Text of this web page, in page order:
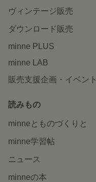
ヴィンテージ販売
ダウンロード販売
minne PLUS
minne LAB
販売支援企画・イベント
読みもの
minneとものづくりと
minne学習帖
ニュース
minneの本